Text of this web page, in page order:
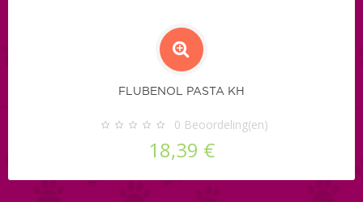
FLUBENOL PASTA KH
0 Beoordeling(en)
18,39 €